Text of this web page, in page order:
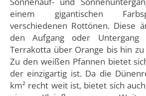
einem gigantischen
verschiedenen Rottönen. Diese
den Aufgang oder
Terrakotta über Orange bis hin
Zu den weißen Pfannen bietet
der einzigartig ist. Da die
km² recht weit ist, bietet sich